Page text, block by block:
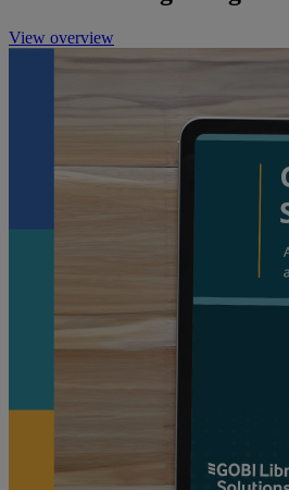
View overview